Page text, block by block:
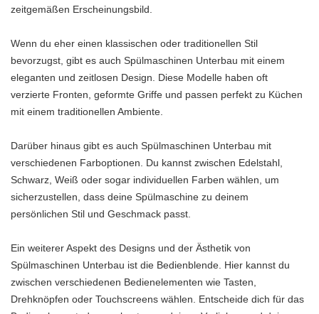
zeitgemäßen Erscheinungsbild.
Wenn du eher einen klassischen oder traditionellen Stil
bevorzugst, gibt es auch Spülmaschinen Unterbau mit einem
eleganten und zeitlosen Design. Diese Modelle haben oft
verzierte Fronten, geformte Griffe und passen perfekt zu Küchen
mit einem traditionellen Ambiente.
Darüber hinaus gibt es auch Spülmaschinen Unterbau mit
verschiedenen Farboptionen. Du kannst zwischen Edelstahl,
Schwarz, Weiß oder sogar individuellen Farben wählen, um
sicherzustellen, dass deine Spülmaschine zu deinem
persönlichen Stil und Geschmack passt.
Ein weiterer Aspekt des Designs und der Ästhetik von
Spülmaschinen Unterbau ist die Bedienblende. Hier kannst du
zwischen verschiedenen Bedienelementen wie Tasten,
Drehknöpfen oder Touchscreens wählen. Entscheide dich für das